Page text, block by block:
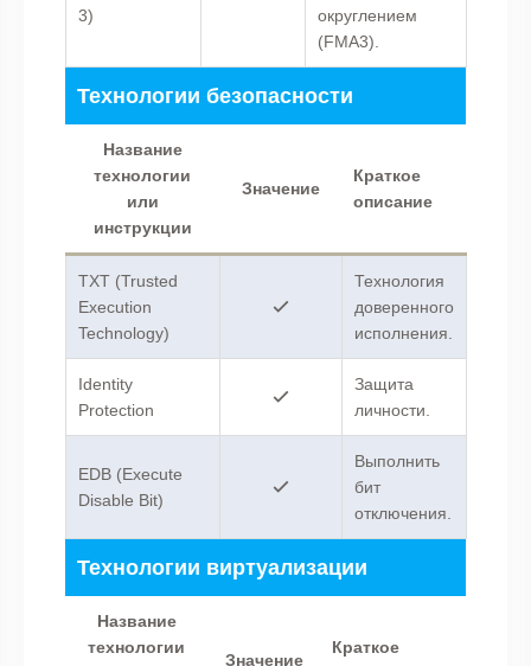
3)
округлением
(FMA3).
Технологии безопасности
Название
технологии
или
инструкции
Значение
Краткое
описание
TXT (Trusted
Execution
Technology)
Технология
доверенного
исполнения.
Identity
Protection
Защита
личности.
EDB (Execute
Disable Bit)
Выполнить
бит
отключения.
Технологии виртуализации
Название
технологии
Значение
Краткое